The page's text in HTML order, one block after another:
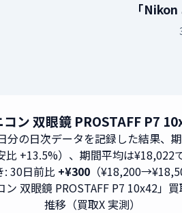
「
コン 双眼鏡 PROSTAFF P7
分の日次データを記録した結果、
比 +13.5%）、期間平均は¥18,022
: 30日前比 +¥300 （
ン 双眼鏡 PROSTAFF P7 10x42」
推移（買取X 実測）